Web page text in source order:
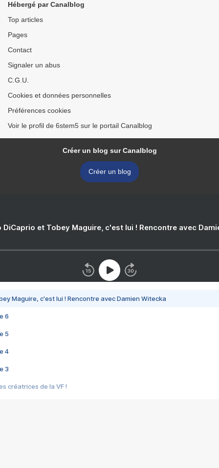
Hébergé par Canalblog
Top articles
Pages
Contact
Signaler un abus
C.G.U.
Cookies et données personnelles
Préférences cookies
Voir le profil de 6stem5 sur le portail Canalblog
Créer un blog sur Canalblog
Créer un blog
DiCaprio et Tobey Maguire, c'est lui ! Rencontre avec
Maguire, c'est lui ! Rencontre avec Damien Witecka
6
5
4
3
créatrices de la VF !